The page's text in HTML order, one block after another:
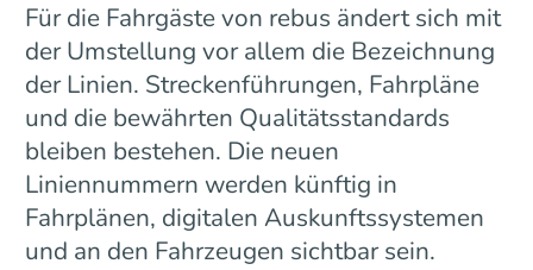
Für die Fahrgäste von rebus ändert sich mit
der Umstellung vor allem die Bezeichnung
der Linien. Streckenführungen, Fahrpläne
und die bewährten Qualitätsstandards
bleiben bestehen. Die neuen
Liniennummern werden künftig in
Fahrplänen, digitalen Auskunftssystemen
und an den Fahrzeugen sichtbar sein.